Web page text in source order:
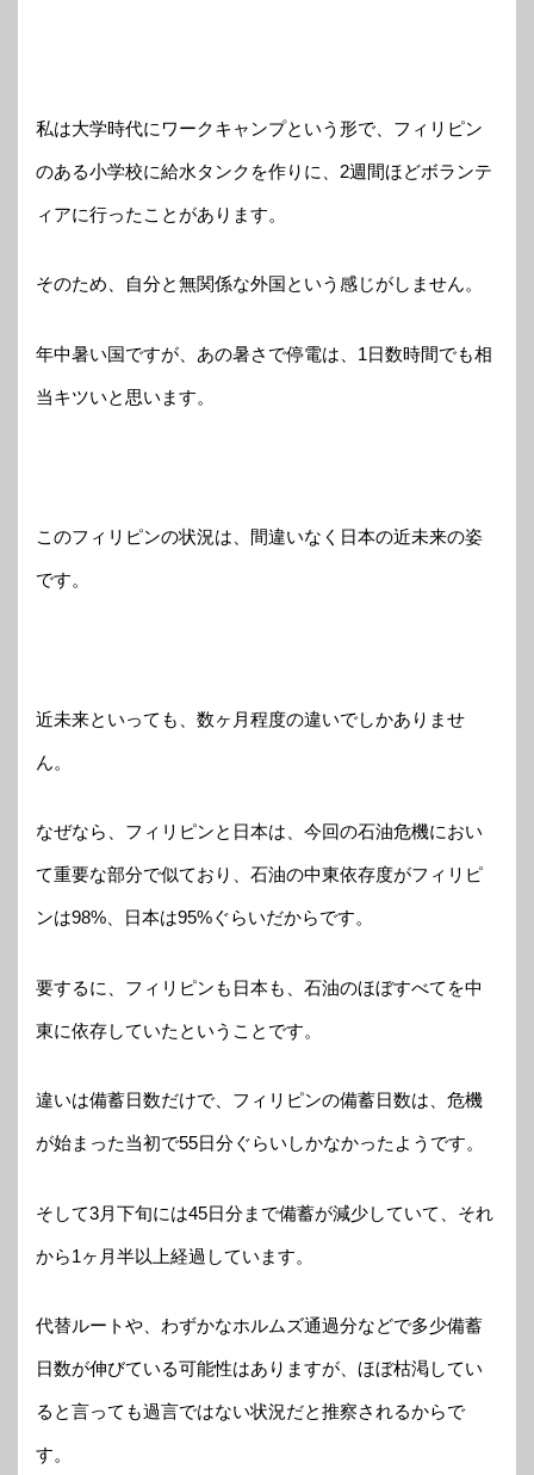
私は大学時代にワークキャンプという形で、フィリピン
のある小学校に給水タンクを作りに、2週間ほどボランテ
ィアに行ったことがあります。
そのため、自分と無関係な外国という感じがしません。
年中暑い国ですが、あの暑さで停電は、1日数時間でも相
当キツいと思います。
このフィリピンの状況は、間違いなく日本の近未来の姿
です。
近未来といっても、数ヶ月程度の違いでしかありませ
ん。
なぜなら、フィリピンと日本は、今回の石油危機におい
て重要な部分で似ており、石油の中東依存度がフィリピ
ンは98%、日本は95%ぐらいだからです。
要するに、フィリピンも日本も、石油のほぼすべてを中
東に依存していたということです。
違いは備蓄日数だけで、フィリピンの備蓄日数は、危機
が始まった当初で55日分ぐらいしかなかったようです。
そして3月下旬には45日分まで備蓄が減少していて、それ
から1ヶ月半以上経過しています。
代替ルートや、わずかなホルムズ通過分などで多少備蓄
日数が伸びている可能性はありますが、ほぼ枯渇してい
ると言っても過言ではない状況だと推察されるからで
す。